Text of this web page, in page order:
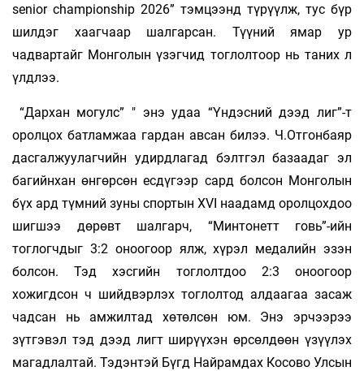
senior championship 2026” тэмцээнд түрүүлж, тус бүр
шилдэг хаагчаар шалгарсан. Түүний ямар ур
чадвартайг Монголын үзэгчид тоглолтоор нь таних л
үлдлээ.
“Дархан могулс” " энэ удаа “Үндэсний дээд лиг”-т
оролцох батламжаа гардан авсан билээ. Ч.Отгонбаяр
дасгалжуулагчийн удирдлагад бэлтгэл базаадаг эл
багийнхан өнгөрсөн есдүгээр сард болсон Монголын
бүх ард түмний зуны спортын XVI наадамд оролцохдоо
шигшээ дөрөвт шалгарч, “Минтонетт говь”-ийн
тоглогчдыг 3:2 оноогоор ялж, хүрэл медалийн эзэн
болсон. Тэд хэсгийн тоглолтдоо 2:3 оноогоор
хожигдсон ч шийдвэрлэх тоглолтод алдаагаа засаж
чадсан нь амжилтад хөтөлсөн юм. Энэ эрчээрээ
зүтгэвэл тэд дээд лигт ширүүхэн өрсөлдөөн үзүүлэх
магадлалтай. Тэдэнтэй Бүгд Найрамдах Косово Улсын